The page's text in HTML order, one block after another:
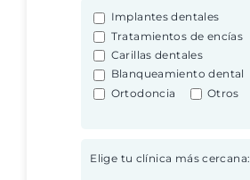
Implantes dentales
Tratamientos de encías
Carillas dentales
Blanqueamiento dental
Ortodoncia
Otros
Elige tu clínica más cercana: